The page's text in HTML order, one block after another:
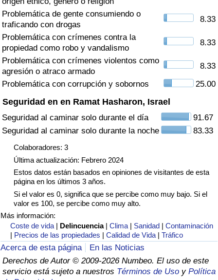
Problemática de gente consumiendo o
traficando con drogas
8.33
Problemática con crímenes contra la
propiedad como robo y vandalismo
8.33
Problemática con crímenes violentos como
agresión o atraco armado
8.33
Problemática con corrupción y sobornos
25.00
Seguridad en en Ramat Hasharon, Israel
Seguridad al caminar solo durante el día
91.67
Seguridad al caminar solo durante la noche
83.33
Colaboradores: 3
Última actualización: Febrero 2024
Estos datos están basados en opiniones de visitantes de esta
página en los últimos 3 años.
Si el valor es 0, significa que se percibe como muy bajo. Si el
valor es 100, se percibe como muy alto.
Más información:
Coste de vida | Delincuencia |Clima | Sanidad |Contaminación
| Precios de las propiedades |Calidad de Vida |Tráfico
Acerca de esta página
En las Noticias
Derechos de Autor © 2009-2026 Numbeo. El uso de este
servicio está sujeto a nuestros Términos de Uso y Política
Índice de contaminación
Índice de Contaminación por País
Tráfico
Índice de Tráfico
Índice de Tráfico (Actual)
Índice de Tráfico por País